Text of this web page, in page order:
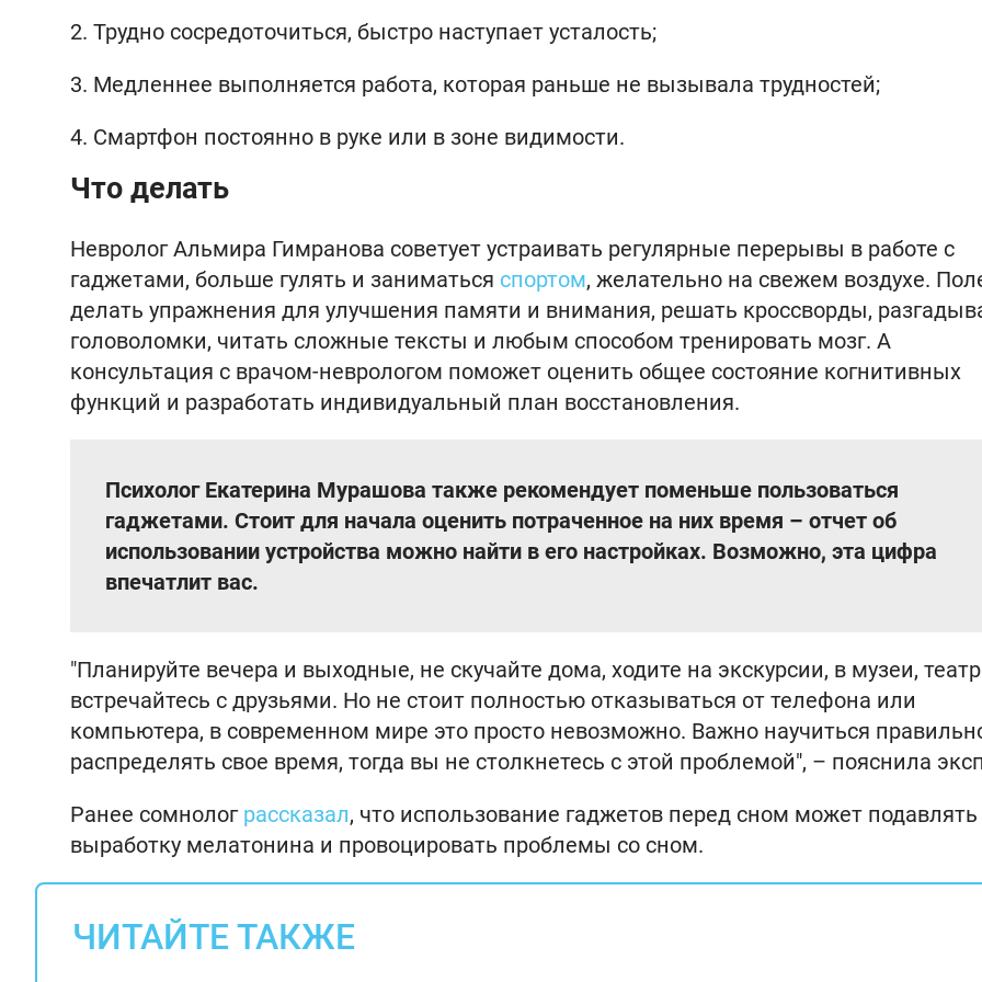
2. Трудно сосредоточиться, быстро наступает усталость;
3. Медленнее выполняется работа, которая раньше не вызывала трудностей;
4. Смартфон постоянно в руке или в зоне видимости.
Что делать
Невролог Альмира Гимранова советует устраивать регулярные перерывы в работе с
гаджетами, больше гулять и заниматься спортом, желательно на свежем воздухе.
делать упражнения для улучшения памяти и внимания, решать кроссворды,
головоломки, читать сложные тексты и любым способом тренировать мозг. А
консультация с врачом-неврологом поможет оценить общее состояние когнитивных
функций и разработать индивидуальный план восстановления.
Психолог Екатерина Мурашова также рекомендует поменьше пользоваться
гаджетами. Стоит для начала оценить потраченное на них время – отчет об
использовании устройства можно найти в его настройках. Возможно, эта цифра
впечатлит вас.
"Планируйте вечера и выходные, не скучайте дома, ходите на экскурсии, в музеи,
встречайтесь с друзьями. Но не стоит полностью отказываться от телефона или
компьютера, в современном мире это просто невозможно. Важно научиться
распределять свое время, тогда вы не столкнетесь с этой проблемой", – пояснила
Ранее сомнолог рассказал, что использование гаджетов перед сном может подавлять
выработку мелатонина и провоцировать проблемы со сном.
ЧИТАЙТЕ ТАКЖЕ